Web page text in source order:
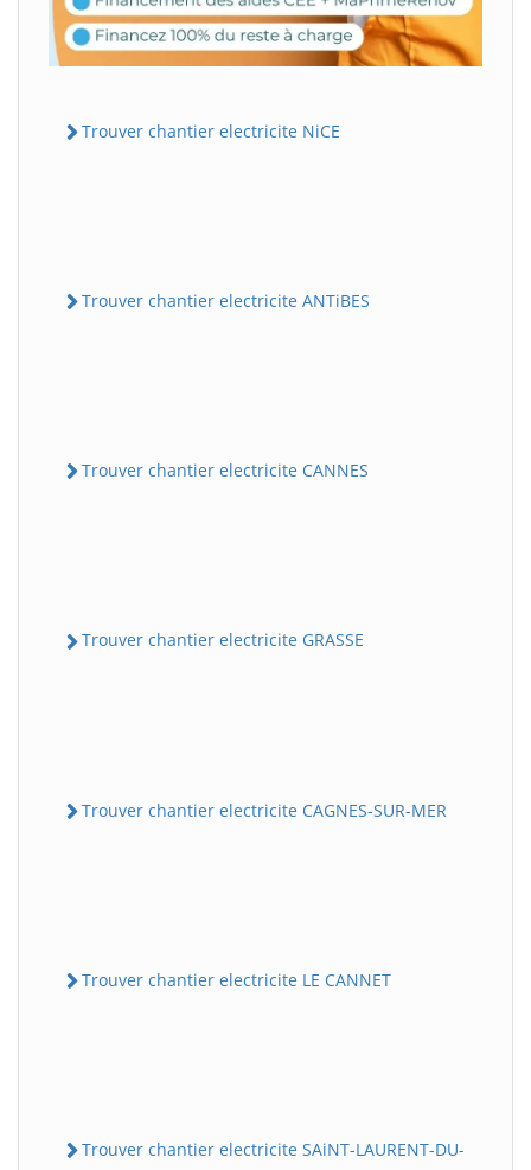
Trouver chantier electricite NiCE
Trouver chantier electricite ANTiBES
Trouver chantier electricite CANNES
Trouver chantier electricite GRASSE
Trouver chantier electricite CAGNES-SUR-MER
Trouver chantier electricite LE CANNET
Trouver chantier electricite SAiNT-LAURENT-DU-